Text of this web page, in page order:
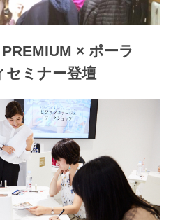
× ポーラ
セミナー登壇